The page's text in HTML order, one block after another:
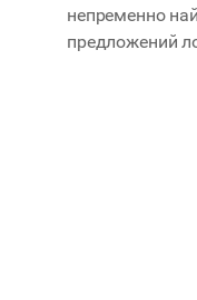
непременно
предложений